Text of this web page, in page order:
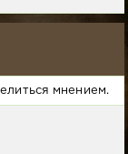
мнением.